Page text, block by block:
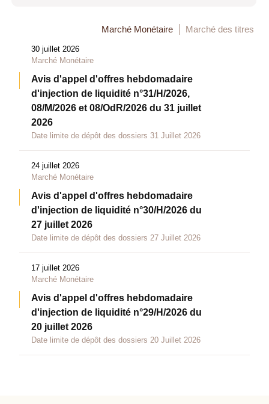
Marché Monétaire Marché des titres
30 juillet 2026
Marché Monétaire
Avis d'appel d'offres hebdomadaire
d'injection de liquidité n°31/H/2026,
08/M/2026 et 08/OdR/2026 du 31 juillet
2026
Date limite de dépôt des dossiers 31 Juillet 2026
24 juillet 2026
Marché Monétaire
Avis d'appel d'offres hebdomadaire
d'injection de liquidité n°30/H/2026 du
27 juillet 2026
Date limite de dépôt des dossiers 27 Juillet 2026
17 juillet 2026
Marché Monétaire
Avis d'appel d'offres hebdomadaire
d'injection de liquidité n°29/H/2026 du
20 juillet 2026
Date limite de dépôt des dossiers 20 Juillet 2026